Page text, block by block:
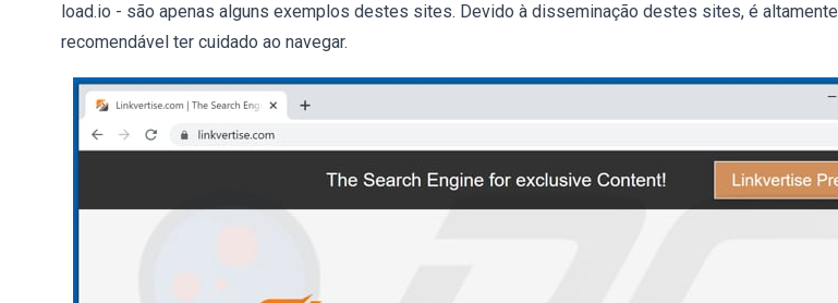
load.io - são apenas alguns exemplos destes sites. Devido à disseminação destes sites, é altamente
recomendável ter cuidado ao navegar.